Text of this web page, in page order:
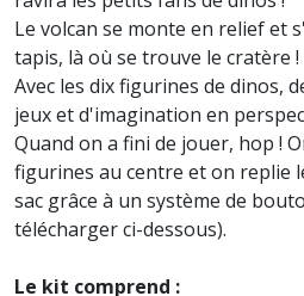
Le volcan se monte en relief et
tapis, là où se trouve le cratère !
Avec les dix figurines de dinos,
jeux et d'imagination en
Quand on a fini de jouer, hop !
figurines au centre et on replie
sac grâce à un système de
télécharger ci-dessous).
Le kit comprend :